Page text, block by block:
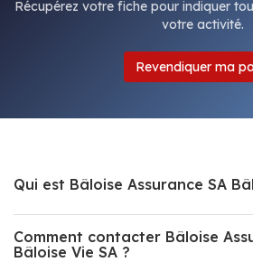
Récupérez votre fiche pour indiquer
votre activité.
Revendiquer ma
Qui est Bâloise Assurance SA
Comment contacter Bâloise
Bâloise Vie SA ?